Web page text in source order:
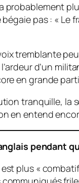
a probablement
pas : «
tremblante
d’un
en grande
tranquille,
en entend
pendant
plus «